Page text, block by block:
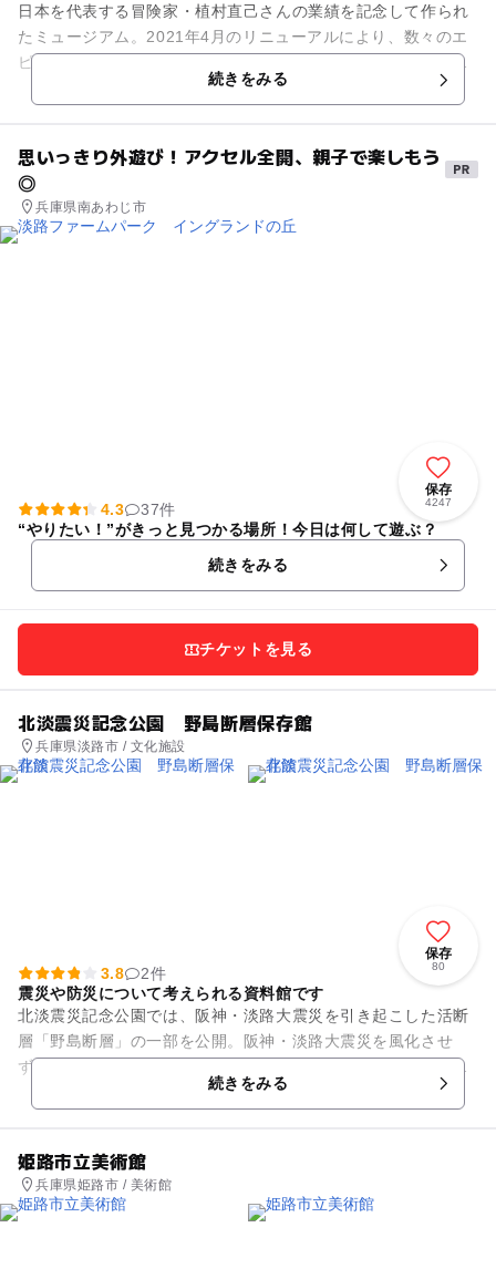
日本を代表する冒険家・植村直己さんの業績を記念して作られ
たミュージアム。2021年4月のリニューアルにより、数々のエ
ピソードと共に植村さんの冒険を物語のように構成し、これま
でにもまして「植村スピ...続きをみる
思いっきり外遊び！アクセル全開、親子で楽しもう
◎
兵庫県南あわじ市
保存
4247
4.3
37件
“やりたい！”がきっと見つかる場所！今日は何して遊ぶ？
続きをみる
チケットを見る
北淡震災記念公園 野島断層保存館
兵庫県淡路市 / 文化施設
保存
80
3.8
2件
震災や防災について考えられる資料館です
北淡震災記念公園では、阪神・淡路大震災を引き起こした活断
層「野島断層」の一部を公開。阪神・淡路大震災を風化させ
ず、防災意識を高めることを目的として作られたスポットで
す。エントランスでは国道43号...
続きをみる
姫路市立美術館
兵庫県姫路市 / 美術館